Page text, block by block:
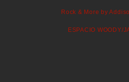
Rock & More by
ESPACIO WOODY/